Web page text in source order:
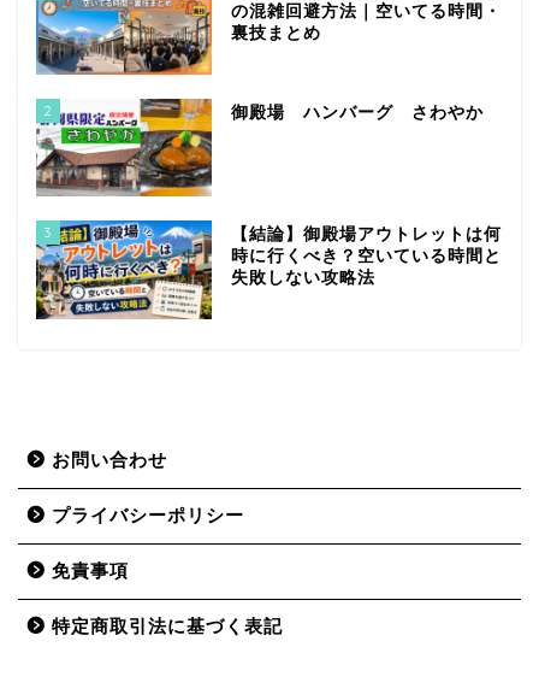
の混雑回避方法｜空いてる時間・
裏技まとめ
2 御殿場 ハンバーグ さわやか
3
【結論】御殿場アウトレットは何
時に行くべき？空いている時間と
失敗しない攻略法
お問い合わせ
プライバシーポリシー
免責事項
特定商取引法に基づく表記